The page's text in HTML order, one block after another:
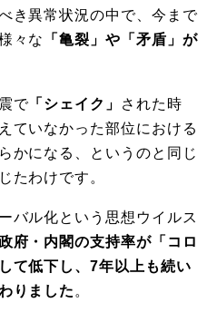
き異常状況の中で、今まで
々な
「亀裂」や「矛盾」が
で「シェイク」
された時
ていなかった部位における
かになる、というのと同じ
たわけです。
バル化という思想ウイルス
府・内閣の支持率が「コロ
て低下し、7年以上も続い
りました 。